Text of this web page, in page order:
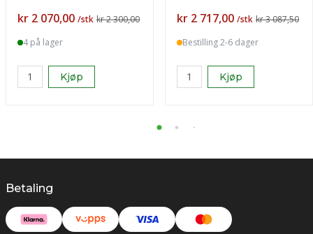
Pris
kr 2 070,00 /stk kr 2 300,00
4 på lager
Kjøp
Pris
kr 2 717,00 /stk kr 3 087,50
Bestilling 2-6 dager
Kjøp
Betaling